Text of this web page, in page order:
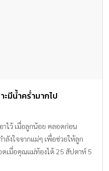
มีน้ำคร่ำมากไป
ไว้ เมื่อลูกน้อย คลอดก่อน
ลังใจจากแม่ๆ เพื่อช่วยให้ลูก
เมื่อคุณแม่ท้องได้ 25 สัปดาห์ 5